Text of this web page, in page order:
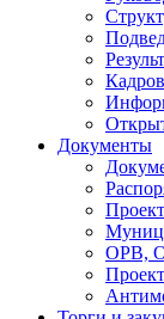
Документы
ОРВ,